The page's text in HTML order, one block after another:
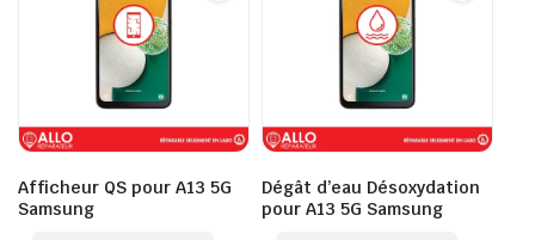
Afficheur QS pour A13 5G
Samsung
Dégât d’eau Désoxydation
pour A13 5G Samsung